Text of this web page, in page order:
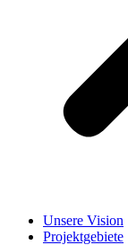
Unsere Vision
Projektgebiete